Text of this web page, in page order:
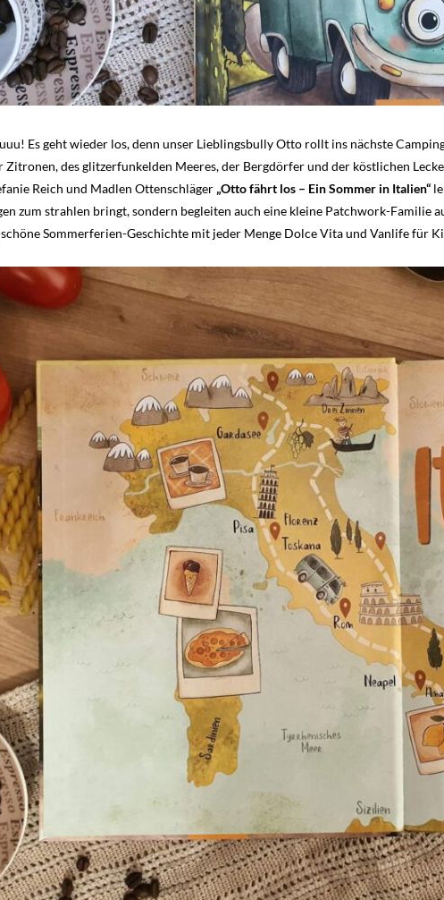
Es geht wieder los, denn unser Lieblingsbully Otto rollt ins nächste
Zitronen, des glitzerfunkelden Meeres, der Bergdörfer und der köstlichen
Reich und Madlen Ottenschläger „Otto fährt los – Ein Sommer in Italien“
zum strahlen bringt, sondern begleiten auch eine kleine Patchwork-Familie
Sommerferien-Geschichte mit jeder Menge Dolce Vita und Vanlife für